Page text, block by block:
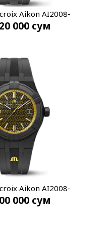
Aikon AI2008-
300-0
000 сум
Aikon AI2008-
V00-0
000 сум